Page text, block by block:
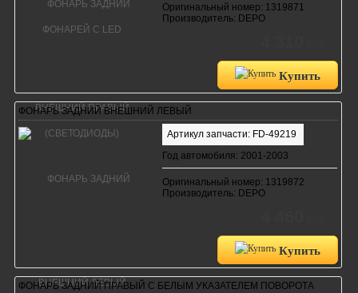
Оригинальный номер: 1319871
Производитель: DEPO
Купить
ФОНАРЬ ЗАДНИЙ ВНЕШНИЙ ЛЕВЫЙ
Артикул запчасти: FD-49219
Год автомобиля: 2001-2003
Оригинальный номер: 1319872
Производитель: DEPO
Купить
ФОНАРЬ ЗАДНИЙ ПРАВЫЙ С БЕЛЫМ УКАЗАТЕЛЕМ ПОВОРОТА